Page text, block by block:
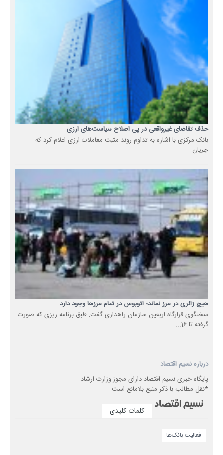
حذف تقاضای غیرواقعی در پی اصلاح سیاست‌های ارزی
بانک مرکزی با اشاره به تداوم روند مثبت معاملات ارزی اعلام کرد که
جریان...
هیچ زائری در مرز نماند؛ اتوبوس در تمام مرزها وجود دارد
سخنگوی قرارگاه اربعین سازمان راهداری گفت: طبق برنامه ریزی که صورت
گرفته تا 16...
درباره نسیم اقتصاد
پایگاه خبری نسیم اقتصاد دارای مجوز وزارت ارشاد
*نقل مطالب با ذکر منبع بلامانع است.
کلمات کلیدی
فعالیت بانک‌ها